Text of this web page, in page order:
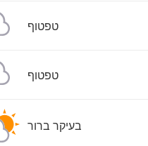
טפטוף
טפטוף
בעיקר ברור